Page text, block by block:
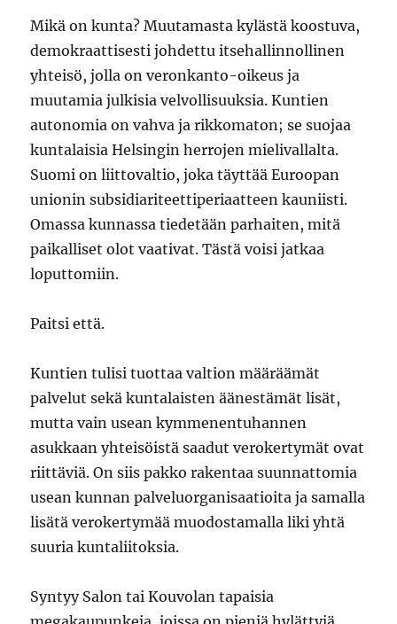
Mikä on kunta? Muutamasta kylästä koostuva,
demokraattisesti johdettu itsehallinnollinen
yhteisö, jolla on veronkanto-oikeus ja
muutamia julkisia velvollisuuksia. Kuntien
autonomia on vahva ja rikkomaton; se suojaa
kuntalaisia Helsingin herrojen mielivallalta.
Suomi on liittovaltio, joka täyttää Euroopan
unionin subsidiariteettiperiaatteen kauniisti.
Omassa kunnassa tiedetään parhaiten, mitä
paikalliset olot vaativat. Tästä voisi jatkaa
loputtomiin.
Paitsi että.
Kuntien tulisi tuottaa valtion määräämät
palvelut sekä kuntalaisten äänestämät lisät,
mutta vain usean kymmenentuhannen
asukkaan yhteisöistä saadut verokertymät ovat
riittäviä. On siis pakko rakentaa suunnattomia
usean kunnan palveluorganisaatioita ja samalla
lisätä verokertymää muodostamalla liki yhtä
suuria kuntaliitoksia.
Syntyy Salon tai Kouvolan tapaisia